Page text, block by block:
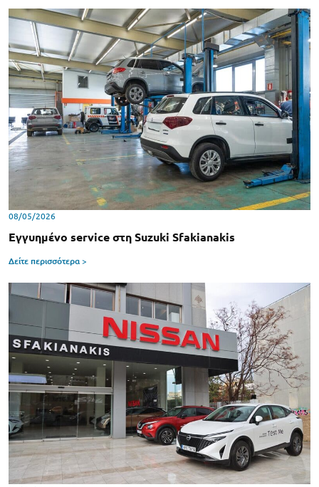
08/05/2026
Εγγυημένο service στη Suzuki Sfakianakis
Δείτε περισσότερα >